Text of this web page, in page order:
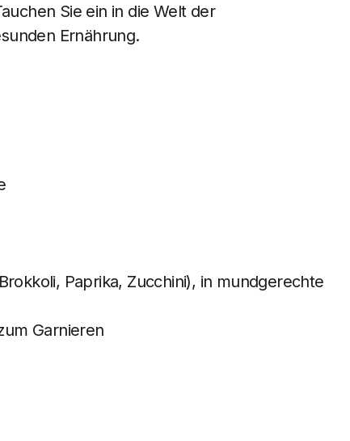
Sie ein in die Welt der
Ernährung.
Paprika, Zucchini), in mundgerechte
Garnieren